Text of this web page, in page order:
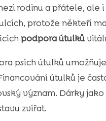
rodinu a přátele, ale
protože někteří
podpora útulků
psích útulků
útulků je
význam. Dárky
zvířat.